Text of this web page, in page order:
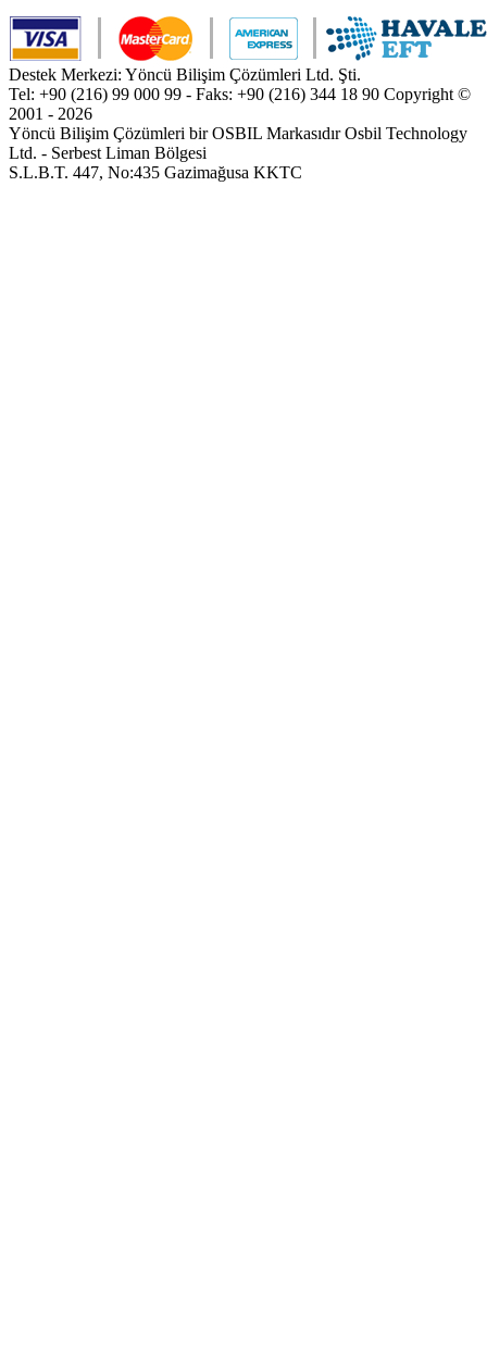
Destek Merkezi: Yöncü Bilişim Çözümleri Ltd. Şti.
Tel: +90 (216) 99 000 99 - Faks: +90 (216) 344 18 90 Copyright ©
2001 - 2026
Yöncü Bilişim Çözümleri bir OSBIL Markasıdır Osbil Technology
Ltd. - Serbest Liman Bölgesi
S.L.B.T. 447, No:435 Gazimağusa KKTC